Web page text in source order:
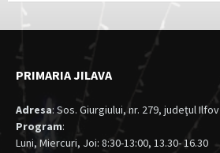
PRIMARIA JILAVA
Adresa: Sos. Giurgiului, nr. 279, judeţul Ilfov
Program:
Luni, Miercuri, Joi: 8:30-13:00, 13.30- 16.30